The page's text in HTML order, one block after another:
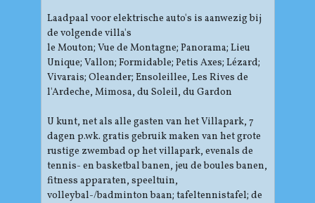
Laadpaal voor elektrische auto's is aanwezig bij
de volgende villa's
le Mouton; Vue de Montagne; Panorama; Lieu
Unique; Vallon; Formidable; Petis Axes; Lézard;
Vivarais; Oleander; Ensoleillee, Les Rives de
l'Ardeche, Mimosa, du Soleil, du Gardon
U kunt, net als alle gasten van het Villapark, 7
dagen p.wk. gratis gebruik maken van het grote
rustige zwembad op het villapark, evenals de
tennis- en basketbal banen, jeu de boules banen,
fitness apparaten, speeltuin,
volleybal-/badminton baan; tafeltennistafel; de